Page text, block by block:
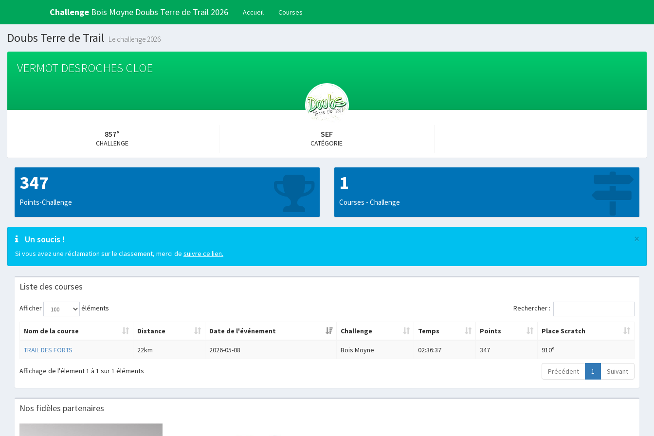
Challenge Bois Moyne Doubs Terre de Trail 2026 Accueil Courses
Doubs Terre de Trail Le challenge 2026
VERMOT DESROCHES CLOE
857°
CHALLENGE
SEF
CATÉGORIE
347
Points-Challenge
1
Courses - Challenge
×
Un soucis !
Si vous avez une réclamation sur le classement, merci de suivre ce lien.
Liste des courses
Afficher éléments Rechercher :
Nom de la course Distance Date de l'événement Challenge Temps Points Place Scratch
TRAIL DES FORTS 22km 2026-05-08 Bois Moyne 02:36:37 347 910°
Affichage de l'élement 1 à 1 sur 1 éléments Précédent 1 Suivant
Nos fidèles partenaires